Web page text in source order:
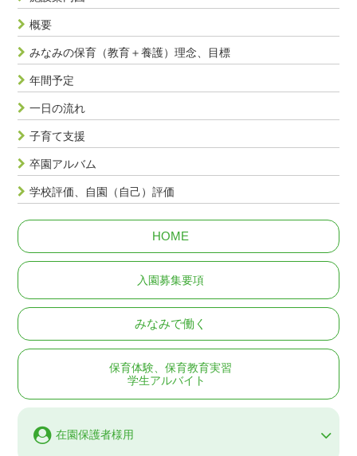
概要
みなみの保育（教育＋養護）理念、目標
年間予定
一日の流れ
子育て支援
卒園アルバム
学校評価、自園（自己）評価
HOME
入園募集要項
みなみで働く
保育体験、保育教育実習
学生アルバイト
在園保護者様用